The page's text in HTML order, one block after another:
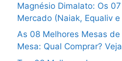
Magnésio Dimalato: Os
Mercado (Naiak, Equaliv e
As 08 Melhores Mesas de
Mesa: Qual Comprar?